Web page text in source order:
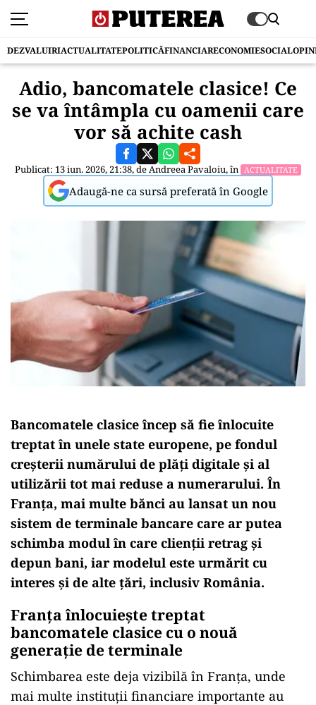
DEZVALUIRIACTUALITATEPOLITICĂFINANCIARECONOMIESOCIAL
Adio, bancomatele clasice! Ce
se va întâmpla cu oamenii care
vor să achite cash
Publicat: 13 iun. 2026, 21:38, deAndreea Pavaloiu, în ACTUALITATE
Adaugă-ne ca sursă preferată în Google
Bancomatele clasice încep să fie înlocuite
treptat în unele state europene, pe fondul
creșterii numărului de plăți digitale și al
utilizării tot mai reduse a numerarului. În
Franța, mai multe bănci au lansat un nou
sistem de terminale bancare care ar putea
schimba modul în care clienții retrag și
depun bani, iar modelul este urmărit cu
interes și de alte țări, inclusiv România.
Franța înlocuiește treptat
bancomatele clasice cu o nouă
generație de terminale
Schimbarea este deja vizibilă în Franța, unde
mai multe instituții financiare importante au